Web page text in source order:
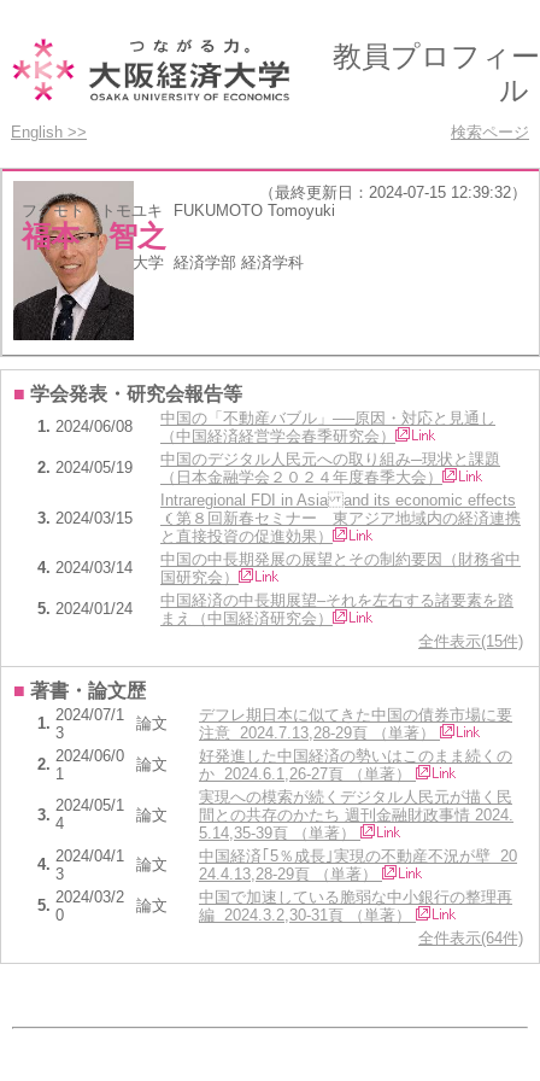
教員プロフィー
ル
English >> 検索ページ
（最終更新日：2024-07-15 12:39:32）
フクモト トモユキ
FUKUMOTO Tomoyuki
福本 智之
所属大阪経済大学 経済学部 経済学科
職種教授
■ 学会発表・研究会報告等
1. 2024/06/08
中国の「不動産バブル」 ──原因・対応と見通し
（中国経済経営学会春季研究会）
2. 2024/05/19
中国のデジタル人民元への取り組み ─現状と課題
（日本金融学会２０２４年度春季大会）
3. 2024/03/15
Intraregional FDI in Asia and its economic effects
（第８回新春セミナー 東アジア地域内の経済連携
と直接投資の促進効果）
4. 2024/03/14
中国の中長期発展の展望とその制約要因（財務省中
国研究会）
5. 2024/01/24
中国経済の中長期展望–それを左右する諸要素を踏
まえ（中国経済研究会）
全件表示(15件)
■ 著書・論文歴
1. 2024/07/1
3
論文
デフレ期日本に似てきた中国の債券市場に要
注意 2024.7.13,28-29頁 （単著）
2. 2024/06/0
1
論文
好発進した中国経済の勢いはこのまま続くの
か 2024.6.1,26-27頁 （単著）
3.
2024/05/1
4
論文
実現への模索が続くデジタル人民元が描く民
間との共存のかたち 週刊金融財政事情 2024.
5.14,35-39頁 （単著）
4. 2024/04/1
3
論文
中国経済｢5％成長｣実現の不動産不況が壁 20
24.4.13,28-29頁 （単著）
5. 2024/03/2
0
論文
中国で加速している脆弱な中小銀行の整理再
編 2024.3.2,30-31頁 （単著）
全件表示(64件)